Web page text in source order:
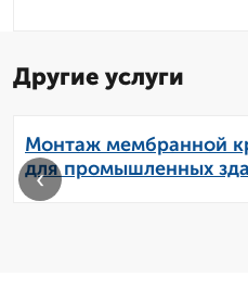
Другие услуги
Монтаж мембранной
для промышленных
‹